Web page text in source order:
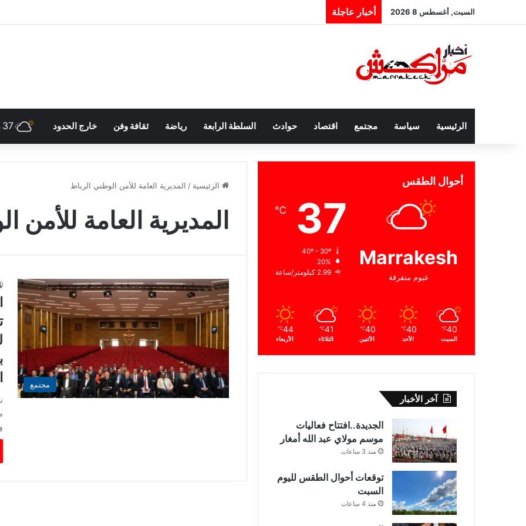
السبت, أغسطس 8 2026 أخبار عاجلة
الرئيسية سياسة مجتمع اقتصاد حوادث السلطة الرابعة رياضة ثقافة وفن خارج الحدود 37
الرئيسية / المديرية العامة للأمن الوطني الرباط
المديرية العامة للأمن
مجتمع
أحوال الطقس
Marrakesh
غيوم متفرقة
37
℃
20%
2.99 كيلومتر/ساعة
40
℃
السبت
40
℃
الأحد
40
℃
الأثنين
41
℃
الثلاثاء
44
℃
الأربعاء
آخر الأخبار
الجديدة..افتتاح فعاليات
موسم مولاي عبد الله أمغار
منذ 3 ساعات
توقعات أحوال الطقس لليوم
السبت
منذ 4 ساعات